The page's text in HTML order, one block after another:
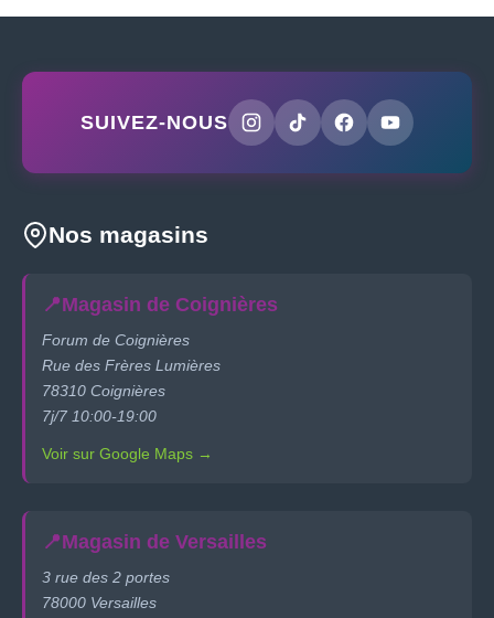
SUIVEZ-NOUS
Nos magasins
📍Magasin de Coignières
Forum de Coignières
Rue des Frères Lumières
78310 Coignières
7j/7 10:00-19:00
Voir sur Google Maps →
📍Magasin de Versailles
3 rue des 2 portes
78000 Versailles